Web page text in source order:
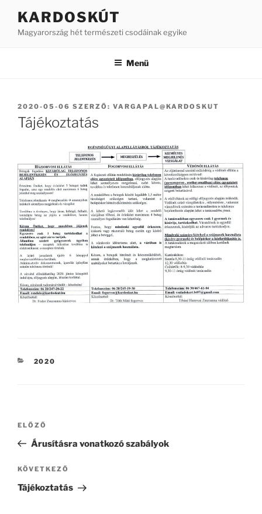
KARDOSKÚT
Magyarország hét természeti csodáinak egyike
Menü
BEKÜLDVE:
2020-05-06 SZERZŐ: VARGAPAL@KARDOSKUT
Tájékoztatás
KATEGÓRIÁK
2020
Bejegyzés
navigáció
Korábbi
bejegyzés
ELŐZŐ
Árusításra vonatkozó szabályok
Következő
bejegyzés
KÖVETKEZŐ
Tájékoztatás